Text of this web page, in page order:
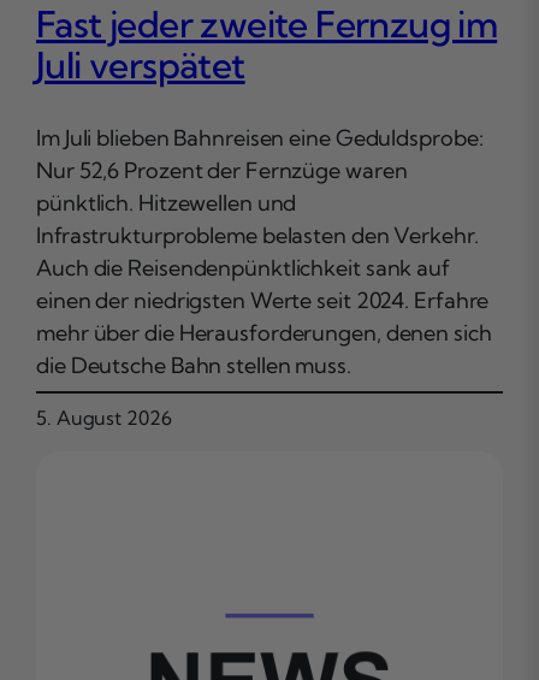
Fast jeder zweite Fernzug im
Juli verspätet
Im Juli blieben Bahnreisen eine Geduldsprobe:
Nur 52,6 Prozent der Fernzüge waren
pünktlich. Hitzewellen und
Infrastrukturprobleme belasten den Verkehr.
Auch die Reisendenpünktlichkeit sank auf
einen der niedrigsten Werte seit 2024. Erfahre
mehr über die Herausforderungen, denen sich
die Deutsche Bahn stellen muss.
5. August 2026